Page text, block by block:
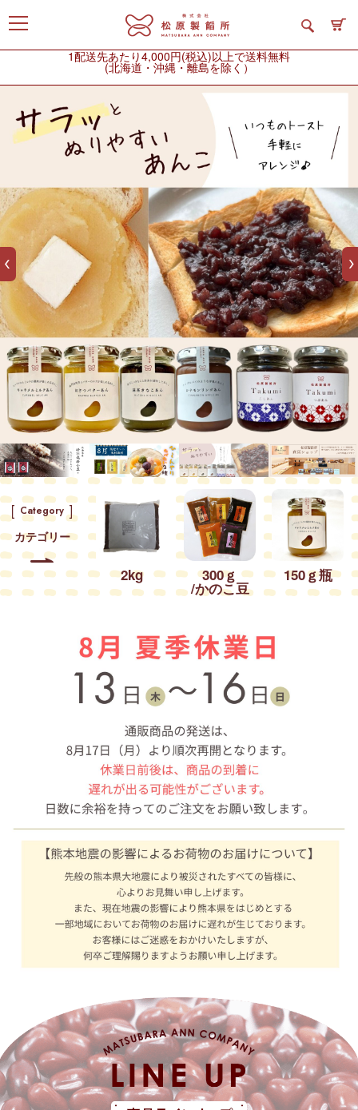
1配送先あたり4,000円(税込)以上で送料無料
(北海道・沖縄・離島を除く）
Category
カテゴリー
2kg 300ｇ
/かのこ豆
150ｇ瓶